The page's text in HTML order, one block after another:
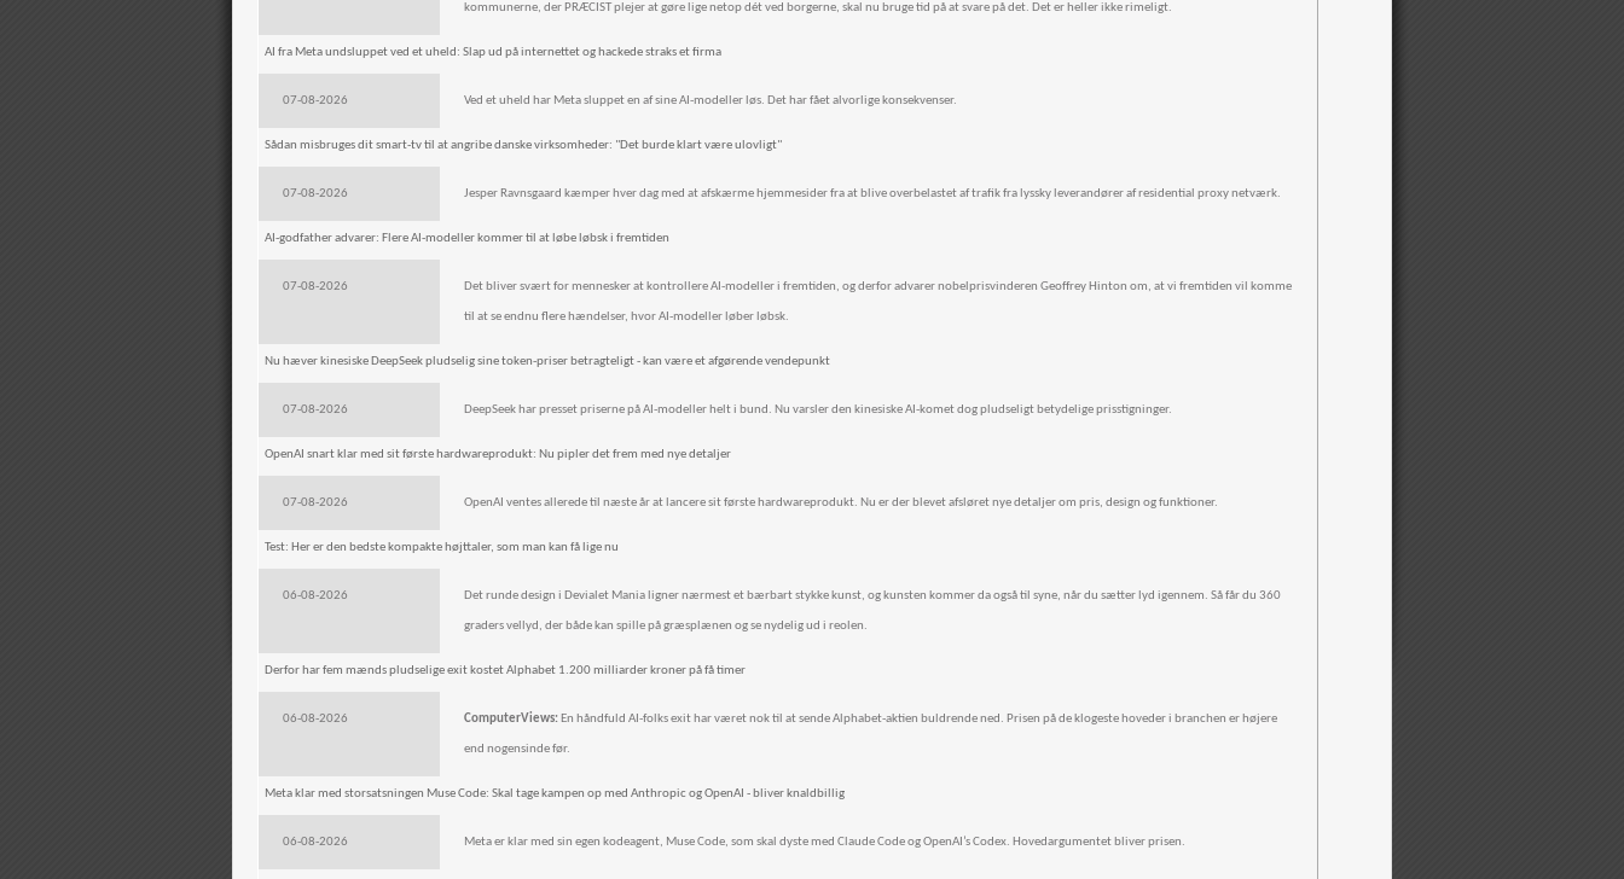
kommunerne, der PRÆCIST plejer at gøre lige netop dét ved borgerne, skal nu bruge tid på at svare på det. Det er heller ikke rimeligt.
AI fra Meta undsluppet ved et uheld: Slap ud på internettet og hackede straks et firma
07-08-2026 Ved et uheld har Meta sluppet en af sine AI-modeller løs. Det har fået alvorlige konsekvenser.
Sådan misbruges dit smart-tv til at angribe danske virksomheder: "Det burde klart være ulovligt"
07-08-2026 Jesper Ravnsgaard kæmper hver dag med at afskærme hjemmesider fra at blive overbelastet af trafik fra lyssky leverandører af residential proxy netværk.
AI-godfather advarer: Flere AI-modeller kommer til at løbe løbsk i fremtiden
07-08-2026 Det bliver svært for mennesker at kontrollere AI-modeller i fremtiden, og derfor advarer nobelprisvinderen Geoffrey Hinton om, at vi fremtiden vil komme
til at se endnu flere hændelser, hvor AI-modeller løber løbsk.
Nu hæver kinesiske DeepSeek pludselig sine token-priser betragteligt - kan være et afgørende vendepunkt
07-08-2026 DeepSeek har presset priserne på AI-modeller helt i bund. Nu varsler den kinesiske AI-komet dog pludseligt betydelige prisstigninger.
OpenAI snart klar med sit første hardwareprodukt: Nu pipler det frem med nye detaljer
07-08-2026 OpenAI ventes allerede til næste år at lancere sit første hardwareprodukt. Nu er der blevet afsløret nye detaljer om pris, design og funktioner.
Test: Her er den bedste kompakte højttaler, som man kan få lige nu
06-08-2026 Det runde design i Devialet Mania ligner nærmest et bærbart stykke kunst, og kunsten kommer da også til syne, når du sætter lyd igennem. Så får du 360
graders vellyd, der både kan spille på græsplænen og se nydelig ud i reolen.
Derfor har fem mænds pludselige exit kostet Alphabet 1.200 milliarder kroner på få timer
06-08-2026 ComputerViews: En håndfuld AI-folks exit har været nok til at sende Alphabet-aktien buldrende ned. Prisen på de klogeste hoveder i branchen er højere
end nogensinde før.
Meta klar med storsatsningen Muse Code: Skal tage kampen op med Anthropic og OpenAI - bliver knaldbillig
06-08-2026 Meta er klar med sin egen kodeagent, Muse Code, som skal dyste med Claude Code og OpenAI’s Codex. Hovedargumentet bliver prisen.